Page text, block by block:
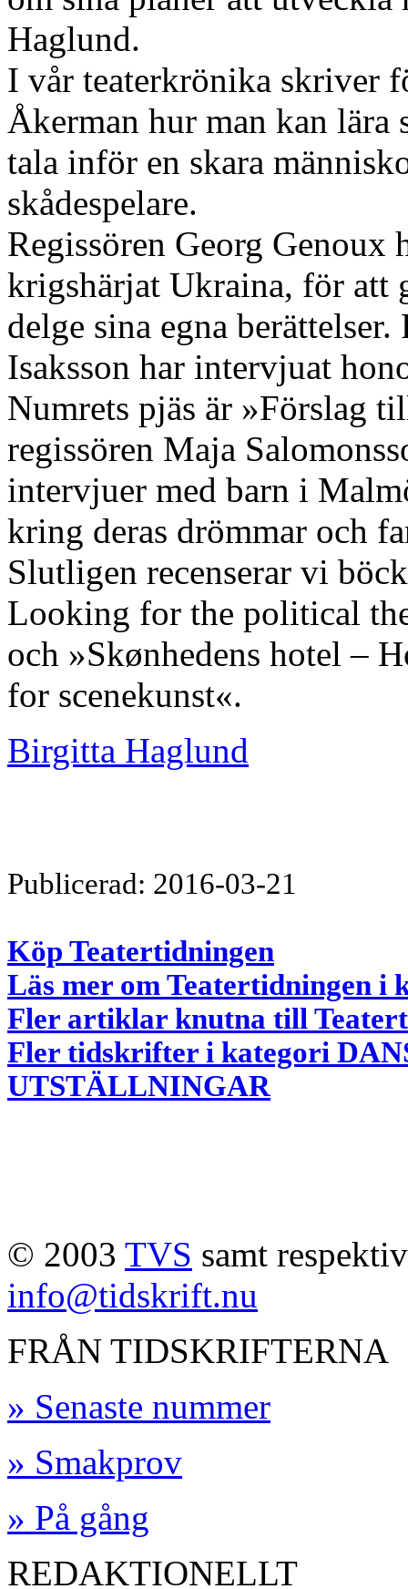
Haglund.
I vår teaterkrönika skriver
Åkerman hur man kan lära
tala inför en skara
skådespelare.
Regissören Georg
krigshärjat Ukraina, för att
delge sina egna
Isaksson har intervjuat
Numrets pjäs är »Förslag
regissören Maja
intervjuer med barn i
kring deras drömmar och
Slutligen recenserar vi
Looking for the political
och »Skønhedens hotel –
for scenekunst«.
Birgitta Haglund
Publicerad: 2016-03-21
Köp Teatertidningen
Läs mer om Teatertidningen i
Fler artiklar knutna till
Fler tidskrifter i kategori
UTSTÄLLNINGAR
© 2003 TVS samt
info@tidskrift.nu
FRÅN TIDSKRIFTERNA
» Senaste nummer
» Smakprov
» På gång
REDAKTIONELLT